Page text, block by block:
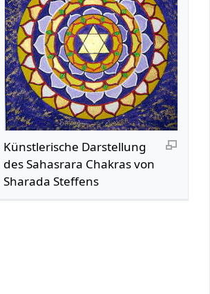
Künstlerische Darstellung
des Sahasrara Chakras von
Sharada Steffens